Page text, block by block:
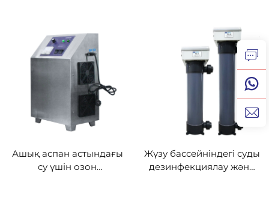
насосы
Ашық аспан астындағы
су үшін озон
Жүзу бассейніндегі суды
дезинфекциялау және